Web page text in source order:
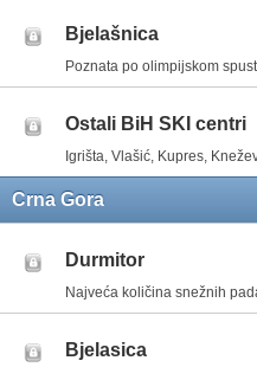
Bjelašnica
Poznata po olimpijskom
Ostali BiH SKI centri
Igrišta, Vlašić, Kupres,
Crna Gora
Durmitor
Najveća količina snežnih
Bjelasica